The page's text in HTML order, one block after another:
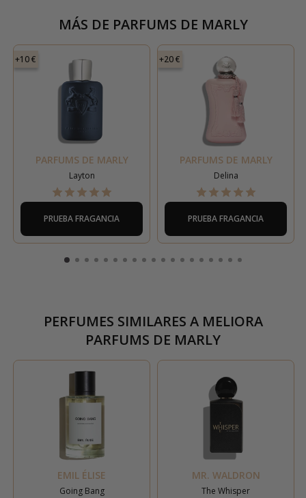
MÁS DE PARFUMS DE MARLY
+10 €
PARFUMS DE MARLY
Layton
PRUEBA FRAGANCIA
+20 €
PARFUMS DE MARLY
Delina
PRUEBA FRAGANCIA
PERFUMES SIMILARES AMELIORA
PARFUMS DE MARLY
EMIL ÉLISE
Going Bang
MR. WALDRON
The Whisper